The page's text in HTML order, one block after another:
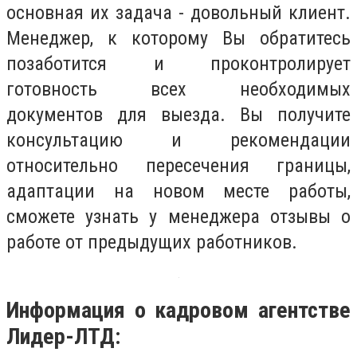
основная их задача - довольный клиент.
Менеджер, к которому Вы обратитесь
позаботится и проконтролирует
готовность всех необходимых
документов для выезда. Вы получите
консультацию и рекомендации
относительно пересечения границы,
адаптации на новом месте работы,
сможете узнать у менеджера отзывы о
работе от предыдущих работников.
Информация о кадровом агентстве
Лидер-ЛТД: